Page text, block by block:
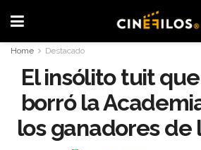
Home Destacado
El insólito tuit
borró la
los ganadores de